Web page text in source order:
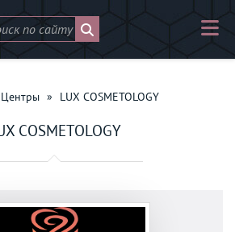
Центры » LUX COSMETOLOGY
COSMETOLOGY